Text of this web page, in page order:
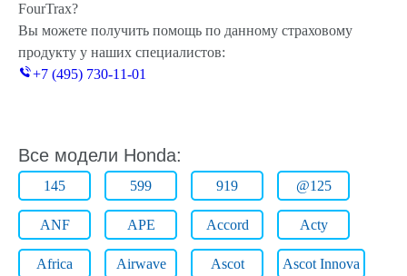
FourTrax?
Вы можете получить помощь по данному страховому
продукту у наших специалистов:
+7 (495) 730-11-01
Все модели Honda:
145 599 919 @125
ANF APE Accord Acty
Africa Airwave Ascot Ascot Innova